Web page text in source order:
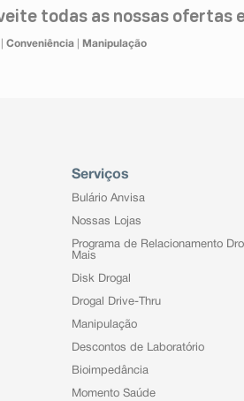
todas as nossas ofertas
Conveniência Manipulação
Serviços
Bulário Anvisa
Nossas Lojas
Programa de Relacionamento
Mais
Disk Drogal
Drogal Drive-Thru
Manipulação
Descontos de Laboratório
Bioimpedância
Momento Saúde